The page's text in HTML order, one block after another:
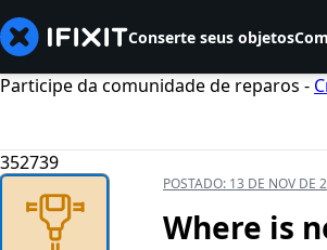
Conserte seus objetos
Participe da comunidade de reparos -
352739
POSTADO: 13 DE NOV DE
Where is